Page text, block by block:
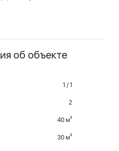
об объекте
1 / 1
2
40 м²
30 м²